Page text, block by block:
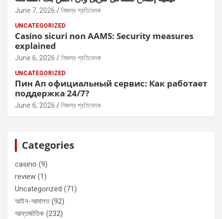
June 7, 2026 নিজস্ব প্রতিবেদক
UNCATEGORIZED
Casino sicuri non AAMS: Security measures
explained
June 6, 2026 নিজস্ব প্রতিবেদক
UNCATEGORIZED
Пин Ап официальный сервис: Как работает
поддержка 24/7?
June 6, 2026 নিজস্ব প্রতিবেদক
Categories
casino (9)
review (1)
Uncategorized (71)
আইন-আদালত(92)
আন্তর্জাতিক (232)